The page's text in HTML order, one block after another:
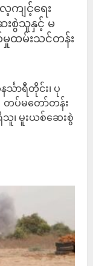
ကျင့်ရေး
းစွဲသူနှင့် မ
မှုထမ်းသင်တန်း
သာရီတိုင်း၊ ပု
ပ်မတော်တန်း
သူ၊ မူးယစ်ဆေးစွဲ